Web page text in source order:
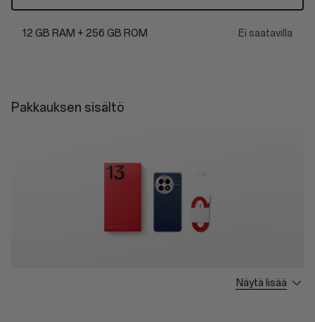
12 GB RAM + 256 GB ROM Ei saatavilla
Pakkauksen sisältö
Näytä lisää